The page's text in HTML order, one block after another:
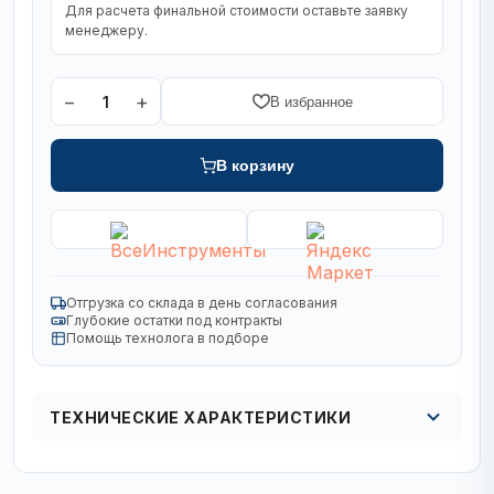
Для расчета финальной стоимости оставьте заявку
менеджеру.
− 1 + В избранное
В корзину
Отгрузка со склада в день согласования
Глубокие остатки под контракты
Помощь технолога в подборе
ТЕХНИЧЕСКИЕ ХАРАКТЕРИСТИКИ
Кол в упаковке